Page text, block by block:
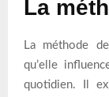
La
La méthode
qu’elle
quotidien. Il